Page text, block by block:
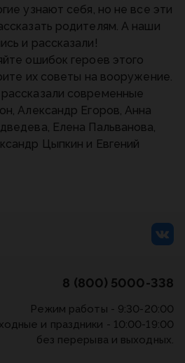
узнают себя, но не все эти
родителям. А наши
и рассказали!
ошибок героев этого
их советы на вооружение.
современные
Александр Егоров, Анна
Елена Пальванова,
Цыпкин и Евгений
8 (800) 5000-338
Режим работы - 9:30-20:00
и праздники - 10:00-19:00
без перерыва и выходных.